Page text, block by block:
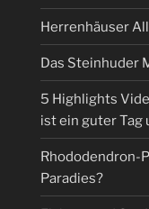
Herrenhäuser
Das Steinhuder
5 Highlights
ist ein guter Tag
Rhododendron-
Paradies?